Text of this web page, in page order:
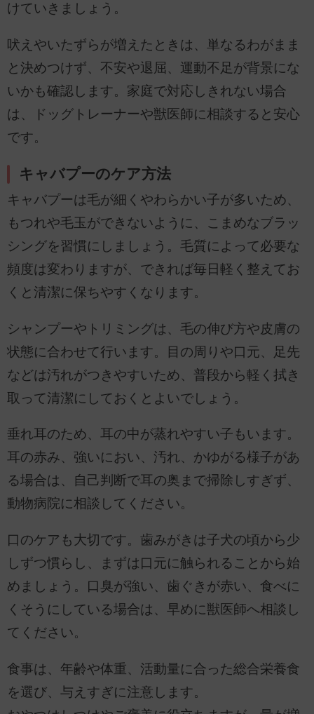
けていきましょう。
吠えやいたずらが増えたときは、単なるわがまま
と決めつけず、不安や退屈、運動不足が背景にな
いかも確認します。家庭で対応しきれない場合
は、ドッグトレーナーや獣医師に相談すると安心
です。
キャバプーのケア方法
キャバプーは毛が細くやわらかい子が多いため、
もつれや毛玉ができないように、こまめなブラッ
シングを習慣にしましょう。毛質によって必要な
頻度は変わりますが、できれば毎日軽く整えてお
くと清潔に保ちやすくなります。
シャンプーやトリミングは、毛の伸び方や皮膚の
状態に合わせて行います。目の周りや口元、足先
などは汚れがつきやすいため、普段から軽く拭き
取って清潔にしておくとよいでしょう。
垂れ耳のため、耳の中が蒸れやすい子もいます。
耳の赤み、強いにおい、汚れ、かゆがる様子があ
る場合は、自己判断で耳の奥まで掃除しすぎず、
動物病院に相談してください。
口のケアも大切です。歯みがきは子犬の頃から少
しずつ慣らし、まずは口元に触られることから始
めましょう。口臭が強い、歯ぐきが赤い、食べに
くそうにしている場合は、早めに獣医師へ相談し
てください。
食事は、年齢や体重、活動量に合った総合栄養食
を選び、与えすぎに注意します。